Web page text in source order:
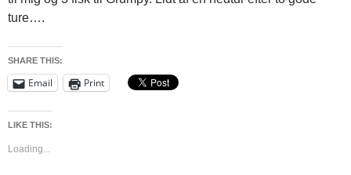
ture….
SHARE THIS:
Email Print
LIKE THIS:
Loading...